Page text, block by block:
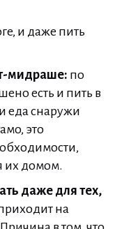
и даже пить
мидраше: по
есть и пить в
еда снаружи
это
их домом.
даже для тех,
на